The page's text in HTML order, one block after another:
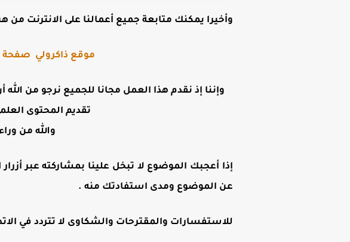
وأخيرا يمكنك متابعة جميع أعمالنا على الانترنت من
موقع ذاكرولي صفحة
وإننا إذ نقدم هذا العمل مجانا للجميع نرجو من
تقديم المحتوى
والله من
إذا أعجبك الموضوع لا تبخل علينا بمشاركته عبر
عن الموضوع ومدى استفادتك منه .
للاستفسارات والمقترحات والشكاوى لا تتردد في